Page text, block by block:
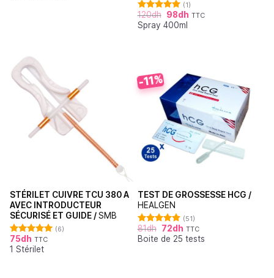
Note5.00
sur 5
(1)
120dh 98dh TTC
Spray 400ml
STÉRILET CUIVRE TCU 380 A
AVEC INTRODUCTEUR
SÉCURISÉ ET GUIDE /SMB
Note5.00
sur 5
(6)
75dh TTC
1 Stérilet
-11%
TEST DE GROSSESSE HCG /
HEALGEN
Note
4.88
sur 5
(51)
81dh 72dh TTC
Boite de 25 tests